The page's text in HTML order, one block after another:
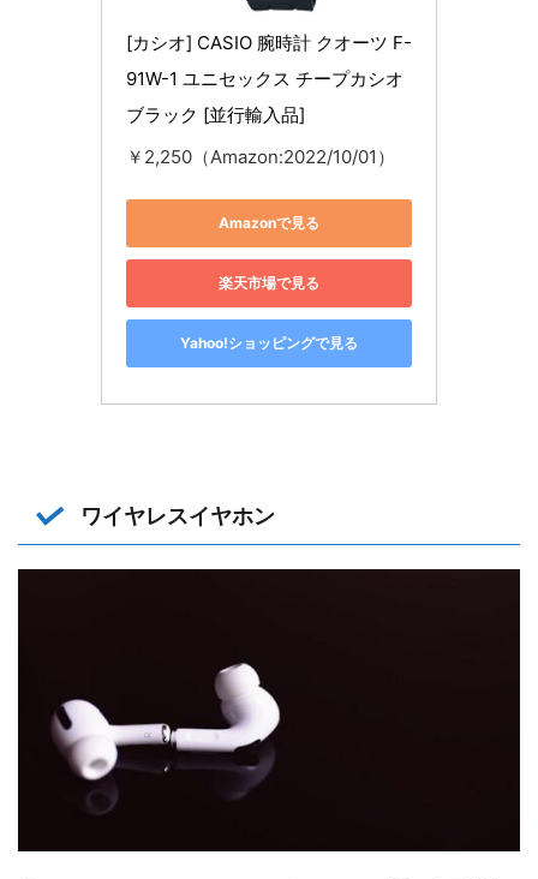
[カシオ] CASIO 腕時計 クオーツ F-
91W-1 ユニセックス チープカシオ
ブラック [並行輸入品]
￥2,250（Amazon:2022/10/01）
Amazonで見る
楽天市場で見る
Yahoo!ショッピングで見る
ワイヤレスイヤホン